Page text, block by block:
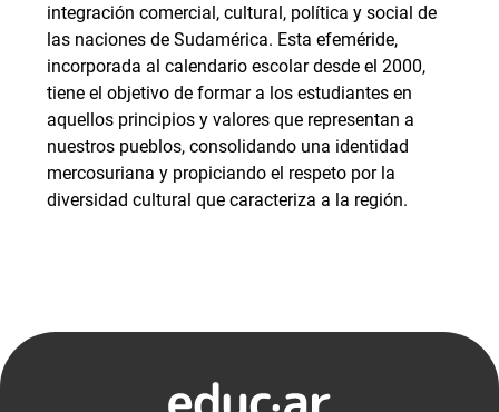
integración comercial, cultural, política y social de
las naciones de Sudamérica. Esta efeméride,
incorporada al calendario escolar desde el 2000,
tiene el objetivo de formar a los estudiantes en
aquellos principios y valores que representan a
nuestros pueblos, consolidando una identidad
mercosuriana y propiciando el respeto por la
diversidad cultural que caracteriza a la región.